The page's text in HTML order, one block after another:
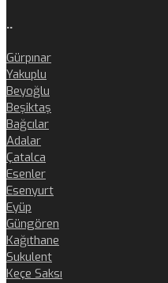
..
Gürpınar
Yakuplu
Beyoğlu
Beşiktaş
Bağcılar
Adalar
Çatalca
Esenler
Esenyurt
Eyüp
Güngören
Kağıthane
Sukulent
Keçe Saksı